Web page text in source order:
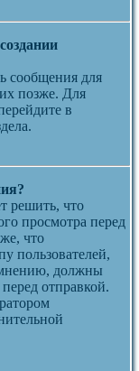
сообщения для
позже. Для
в
решить, что
просмотра перед
что
пользователей,
должны
отправкой.